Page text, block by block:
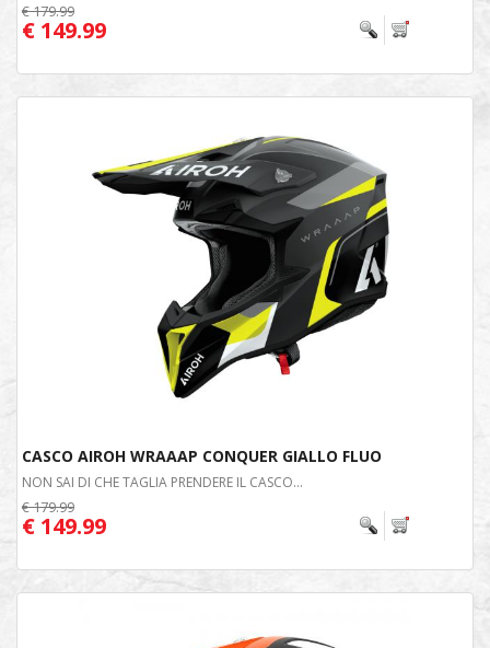
€ 179.99
€ 149.99
CASCO AIROH WRAAAP CONQUER GIALLO FLUO
NON SAI DI CHE TAGLIA PRENDERE IL CASCO...
€ 179.99
€ 149.99